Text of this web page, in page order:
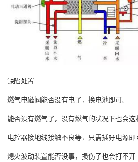
缺陷处置
燃气电磁阀能否没有电了，换电池即可。
能否没有燃气了，没有燃气的状况下也会这
电控器接地线接触不良等，只需插好电源即
熄火波动装置能否没事，损伤了也会打不开